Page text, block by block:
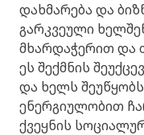
დახმარება და
გარკვეული
მხარდაჭერით და
ეს შექმნის
და ხელს
ენერგიულობით
ქვეყნის